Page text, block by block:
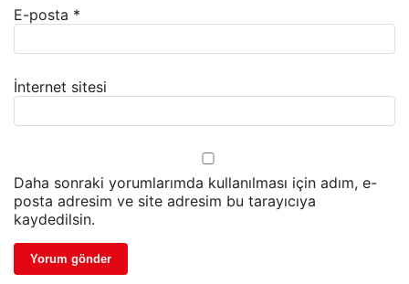
E-posta *
İnternet sitesi
Daha sonraki yorumlarımda kullanılması için adım, e-
posta adresim ve site adresim bu tarayıcıya
kaydedilsin.